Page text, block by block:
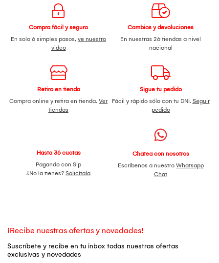
Compra fácil y seguro
En solo 6 simples pasos, ve nuestro
video
Cambios y devoluciones
En nuestras 26 tiendas a nivel
nacional
Retiro en tienda
Compra online y retira en tienda. Ver
tiendas
Sigue tu pedido
Fácil y rápido sólo con tu DNI. Seguir
pedido
Hasta 36 cuotas
Pagando con Sip
¿No la tienes? Solicítala
Chatea con nosotros
Escríbenos a nuestro Whatsapp
Chat
¡Recibe nuestras ofertas y novedades!
Suscríbete y recibe en tu inbox todas nuestras ofertas
exclusivas y novedades